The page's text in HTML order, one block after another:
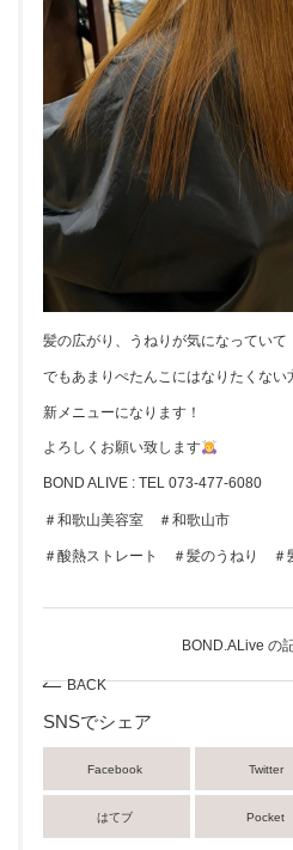
髪の広がり、うねりが気になっていて
でもあまりぺたんこにはなりたくない
新メニューになります！
よろしくお願い致します
BOND ALIVE : TEL 073-477-6080
＃和歌山美容室 ＃和歌山市
＃酸熱ストレート ＃髪のうねり ＃
BACK
BOND.ALive の
SNSでシェア
Facebook Twitter
はてブ Pocket